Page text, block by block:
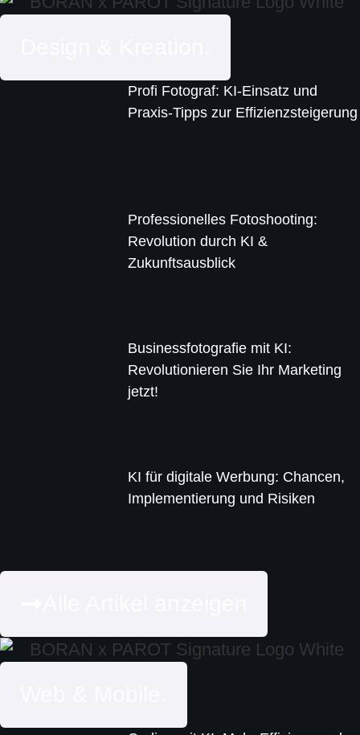
Profi Fotograf: KI-Einsatz und
Praxis-Tipps zur Effizienzsteigerung
Professionelles Fotoshooting:
Revolution durch KI &
Zukunftsausblick
Businessfotografie mit KI:
Revolutionieren Sie Ihr Marketing
jetzt!
KI für digitale Werbung: Chancen,
Implementierung und Risiken